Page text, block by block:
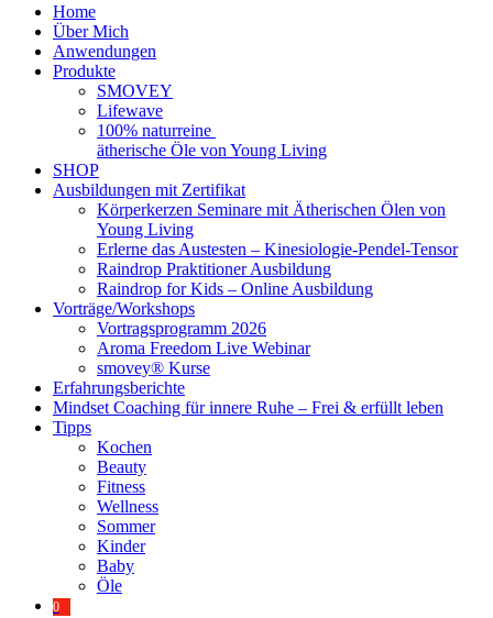
Home
Über Mich
Anwendungen
Produkte
SMOVEY
Lifewave
100% naturreine
ätherische Öle von Young Living
SHOP
Ausbildungen mit Zertifikat
Körperkerzen Seminare mit Ätherischen Ölen von
Young Living
Erlerne das Austesten – Kinesiologie-Pendel-Tensor
Raindrop Praktitioner Ausbildung
Raindrop for Kids – Online Ausbildung
Vorträge/Workshops
Vortragsprogramm 2026
Aroma Freedom Live Webinar
smovey® Kurse
Erfahrungsberichte
Mindset Coaching für innere Ruhe – Frei & erfüllt leben
Tipps
Kochen
Beauty
Fitness
Wellness
Sommer
Kinder
Baby
Öle
0